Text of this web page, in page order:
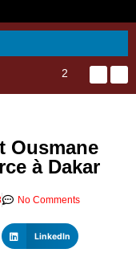
29ème Assemblée Générale Ordinaire de l’Union Nyèsigiso : L’encours total des dépôts des membres passé de 18 milliards en 2024 à 21 milliards en 2025
Ousmane
à Dakar
No Comments
LinkedIn